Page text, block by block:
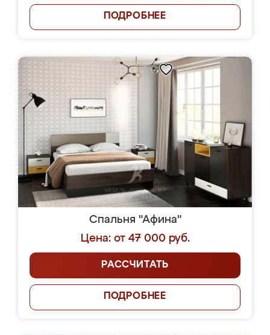
ПОДРОБНЕЕ
Спальня "Афина"
Цена: от 47 000 руб.
РАССЧИТАТЬ
ПОДРОБНЕЕ